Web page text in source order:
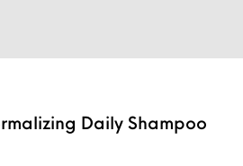
Daily Shampoo